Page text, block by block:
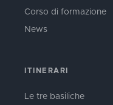
Corso di formazione
News
ITINERARI
Le tre basiliche